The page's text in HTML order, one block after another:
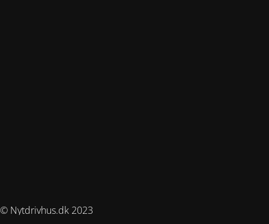
© Nytdrivhus.dk 2023